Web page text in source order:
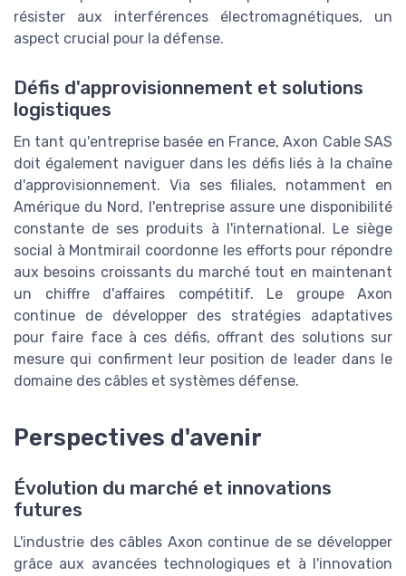
résister aux interférences électromagnétiques, un
aspect crucial pour la défense.
Défis d'approvisionnement et solutions
logistiques
En tant qu'entreprise basée en France, Axon Cable SAS
doit également naviguer dans les défis liés à la chaîne
d'approvisionnement. Via ses filiales, notamment en
Amérique du Nord, l'entreprise assure une disponibilité
constante de ses produits à l'international. Le siège
social à Montmirail coordonne les efforts pour répondre
aux besoins croissants du marché tout en maintenant
un chiffre d'affaires compétitif. Le groupe Axon
continue de développer des stratégies adaptatives
pour faire face à ces défis, offrant des solutions sur
mesure qui confirment leur position de leader dans le
domaine des câbles et systèmes défense.
Perspectives d'avenir
Évolution du marché et innovations
futures
L'industrie des câbles Axon continue de se développer
grâce aux avancées technologiques et à l'innovation